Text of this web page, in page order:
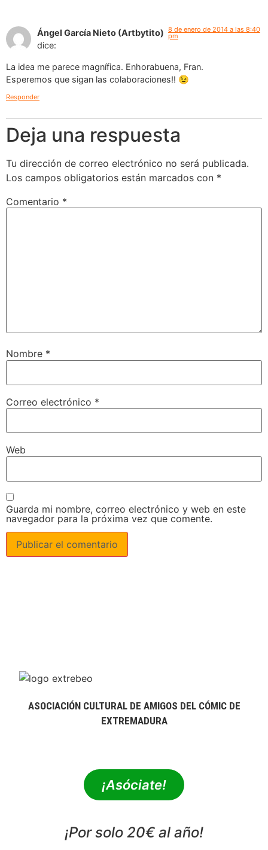
Ángel García Nieto (Artbytito)
dice:
8 de enero de 2014 a las 8:40
pm
La idea me parece magnífica. Enhorabuena, Fran.
Esperemos que sigan las colaboraciones!! 😉
Responder
Deja una respuesta
Tu dirección de correo electrónico no será publicada.
Los campos obligatorios están marcados con *
Comentario *
Nombre *
Correo electrónico *
Web
Guarda mi nombre, correo electrónico y web en este
navegador para la próxima vez que comente.
ASOCIACIÓN CULTURAL DE AMIGOS DEL CÓMIC DE
EXTREMADURA
¡Asóciate!
¡Por solo 20€ al año!